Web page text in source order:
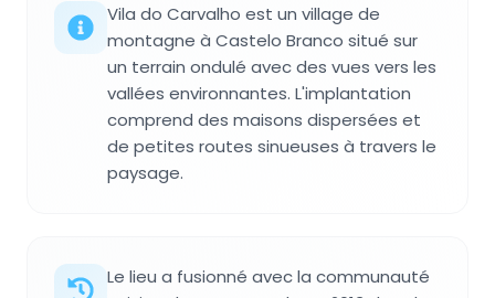
Vila do Carvalho est un village de
montagne à Castelo Branco situé sur
un terrain ondulé avec des vues vers les
vallées environnantes. L'implantation
comprend des maisons dispersées et
de petites routes sinueuses à travers le
paysage.
Le lieu a fusionné avec la communauté